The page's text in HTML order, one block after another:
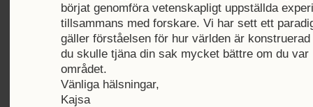
börjat genomföra vetenskapligt uppställda
tillsammans med forskare. Vi har sett ett
gäller förståelsen för hur världen är
du skulle tjäna din sak mycket bättre om du var
området.
Vänliga hälsningar,
Kajsa